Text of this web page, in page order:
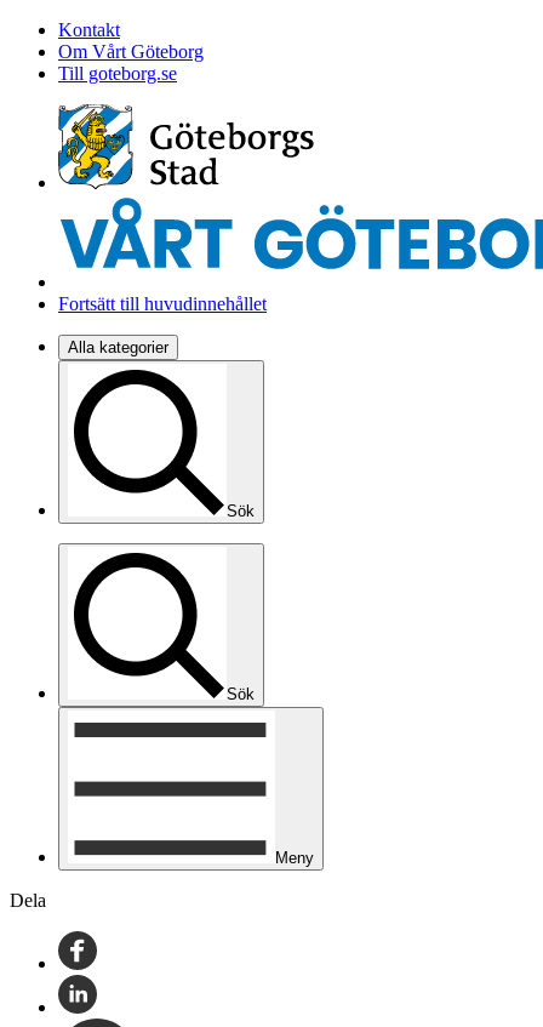
Kontakt
Om Vårt Göteborg
Till goteborg.se
Fortsätt till huvudinnehållet
Alla kategorier
Sök
Sök
Meny
Dela